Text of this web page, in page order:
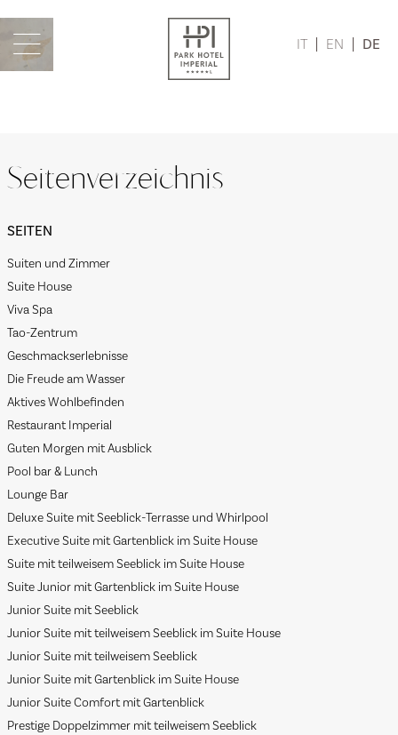
IT EN DE
Seitenverzeichnis
SEITEN
Suiten und Zimmer
Suite House
Viva Spa
Tao-Zentrum
Geschmackserlebnisse
Die Freude am Wasser
Aktives Wohlbefinden
Restaurant Imperial
Guten Morgen mit Ausblick
Pool bar & Lunch
Lounge Bar
Deluxe Suite mit Seeblick-Terrasse und Whirlpool
Executive Suite mit Gartenblick im Suite House
Suite mit teilweisem Seeblick im Suite House
Suite Junior mit Gartenblick im Suite House
Junior Suite mit Seeblick
Junior Suite mit teilweisem Seeblick im Suite House
Junior Suite mit teilweisem Seeblick
Junior Suite mit Gartenblick im Suite House
Junior Suite Comfort mit Gartenblick
Prestige Doppelzimmer mit teilweisem Seeblick